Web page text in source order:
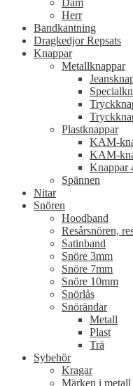
Dam
Herr
Bandkantning
Dragkedjor Repsats
Knappar
Metallknappar
Plastknappar
KAM-
KAM-
Knappar
Spännen
Nitar
Snören
Hoodband
Resårsnören,
Satinband
Snöre 3mm
Snöre 7mm
Snöre 10mm
Snörlås
Snörändar
Metall
Plast
Trä
Sybehör
Kragar
Märken i metall